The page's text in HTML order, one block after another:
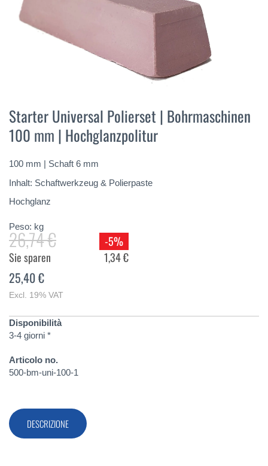
della
galleria
di
Starter Universal Polierset | Bohrmaschinen
100 mm | Hochglanzpolitur
100 mm | Schaft 6 mm
Inhalt: Schaftwerkzeug & Polierpaste
Hochglanz
Peso: kg
26,74 €
-5%
Sie sparen
1,34 €
25,40 €
Excl. 19% VAT
Disponibilità
3-4 giorni *
Articolo no.
500-bm-uni-100-1
DESCRIZIONE